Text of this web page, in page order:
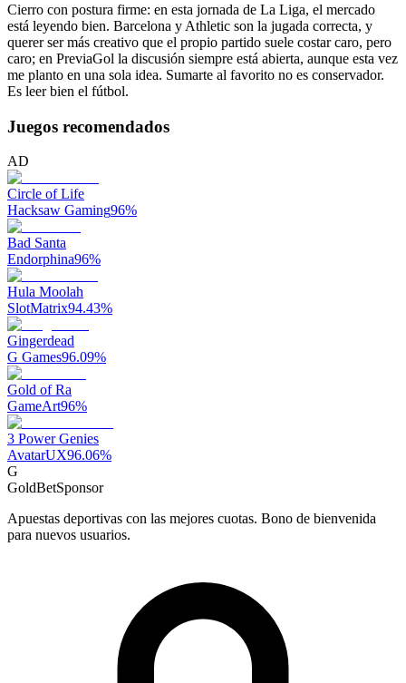
Cierro con postura firme: en esta jornada de La Liga, el mercado
está leyendo bien. Barcelona y Athletic son la jugada correcta, y
querer ser más creativo que el propio partido suele costar caro, pero
caro; en PreviaGol la discusión siempre está abierta, aunque esta vez
me planto en una sola idea. Sumarte al favorito no es conservador.
Es leer bien el fútbol.
Juegos recomendados
AD
Circle of Life
Hacksaw Gaming96%
Bad Santa
Endorphina96%
Hula Moolah
SlotMatrix94.43%
Gingerdead
G Games96.09%
Gold of Ra
GameArt96%
3 Power Genies
AvatarUX96.06%
G
GoldBetSponsor
Apuestas deportivas con las mejores cuotas. Bono de bienvenida
para nuevos usuarios.